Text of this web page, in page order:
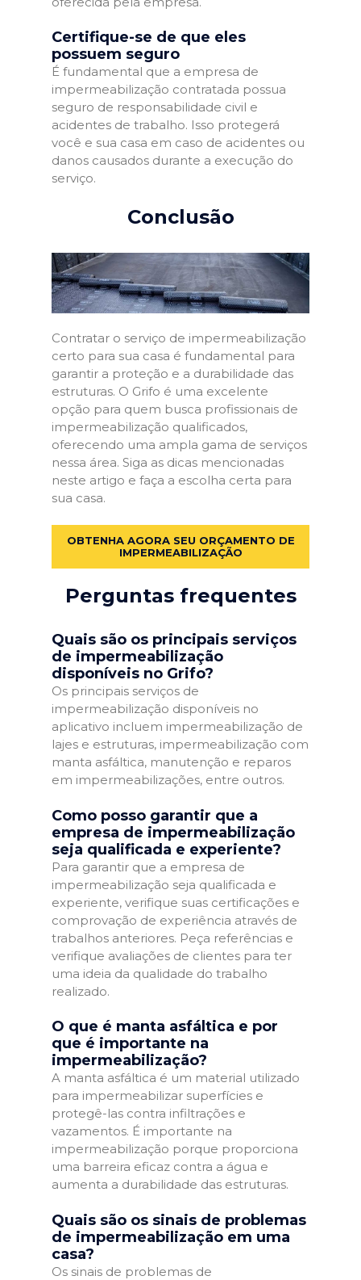
Certifique-se de que eles
possuem seguro
É fundamental que a empresa de
impermeabilização contratada possua
seguro de responsabilidade civil e
acidentes de trabalho. Isso protegerá
você e sua casa em caso de acidentes ou
danos causados durante a execução do
serviço.
Conclusão
Contratar o serviço de impermeabilização
certo para sua casa é fundamental para
garantir a proteção e a durabilidade das
estruturas. O Grifo é uma excelente
opção para quem busca profissionais de
impermeabilização qualificados,
oferecendo uma ampla gama de serviços
nessa área. Siga as dicas mencionadas
neste artigo e faça a escolha certa para
sua casa.
OBTENHA AGORA SEU ORÇAMENTO DE
IMPERMEABILIZAÇÃO
Perguntas frequentes
Quais são os principais serviços
de impermeabilização
disponíveis no Grifo?
Os principais serviços de
impermeabilização disponíveis no
aplicativo incluem impermeabilização de
lajes e estruturas, impermeabilização com
manta asfáltica, manutenção e reparos
em impermeabilizações, entre outros.
Como posso garantir que a
empresa de impermeabilização
seja qualificada e experiente?
Para garantir que a empresa de
impermeabilização seja qualificada e
experiente, verifique suas certificações e
comprovação de experiência através de
trabalhos anteriores. Peça referências e
verifique avaliações de clientes para ter
uma ideia da qualidade do trabalho
realizado.
O que é manta asfáltica e por
que é importante na
impermeabilização?
A manta asfáltica é um material utilizado
para impermeabilizar superfícies e
protegê-las contra infiltrações e
vazamentos. É importante na
impermeabilização porque proporciona
uma barreira eficaz contra a água e
aumenta a durabilidade das estruturas.
Quais são os sinais de problemas
de impermeabilização em uma
casa?
Os sinais de problemas de